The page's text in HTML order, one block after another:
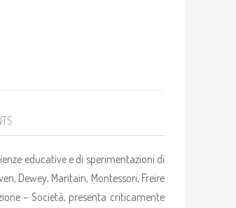
educative e di sperimentazioni di
Dewey, Maritain, Montessori, Freire
– Società, presenta criticamente